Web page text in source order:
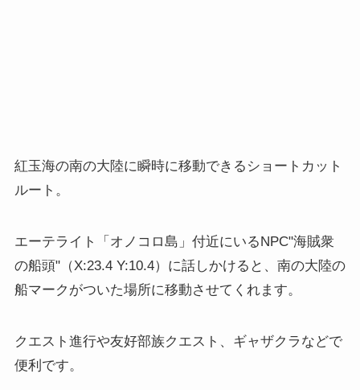
紅玉海の南の大陸に瞬時に移動できるショートカット
ルート。
エーテライト「オノコロ島」付近にいるNPC"海賊衆
の船頭"（X:23.4 Y:10.4）に話しかけると、南の大陸の
船マークがついた場所に移動させてくれます。
クエスト進行や友好部族クエスト、ギャザクラなどで
便利です。